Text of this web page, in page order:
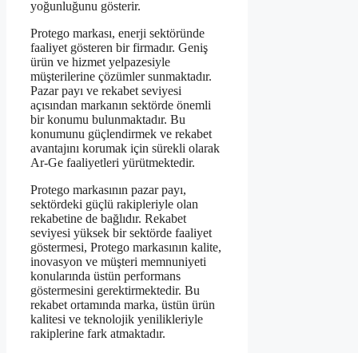
yoğunluğunu gösterir.
Protego markası, enerji sektöründe
faaliyet gösteren bir firmadır. Geniş
ürün ve hizmet yelpazesiyle
müşterilerine çözümler sunmaktadır.
Pazar payı ve rekabet seviyesi
açısından markanın sektörde önemli
bir konumu bulunmaktadır. Bu
konumunu güçlendirmek ve rekabet
avantajını korumak için sürekli olarak
Ar-Ge faaliyetleri yürütmektedir.
Protego markasının pazar payı,
sektördeki güçlü rakipleriyle olan
rekabetine de bağlıdır. Rekabet
seviyesi yüksek bir sektörde faaliyet
göstermesi, Protego markasının kalite,
inovasyon ve müşteri memnuniyeti
konularında üstün performans
göstermesini gerektirmektedir. Bu
rekabet ortamında marka, üstün ürün
kalitesi ve teknolojik yenilikleriyle
rakiplerine fark atmaktadır.